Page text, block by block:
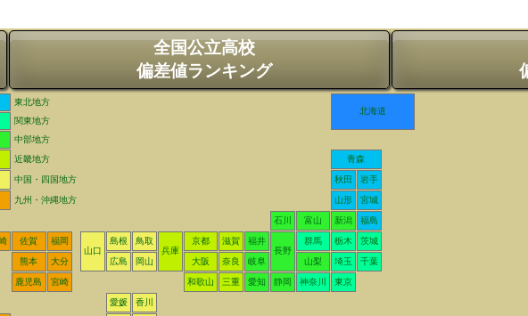
全国公立高校
偏差値ランキング
東北地方
北海道
関東地方
中部地方
近畿地方
青森
中国・四国地方 秋田 岩手
九州・沖縄地方 山形 宮城
石川 富山 新潟 福島
佐賀
福岡
山口
島根
鳥取
兵庫
京都 滋賀
福井
長野
群馬 栃木 茨城
熊本 大分 広島 岡山 大阪 奈良 岐阜 山梨 埼玉 千葉
鹿児島 宮崎 和歌山 三重 愛知 静岡 神奈川 東京
愛媛 香川